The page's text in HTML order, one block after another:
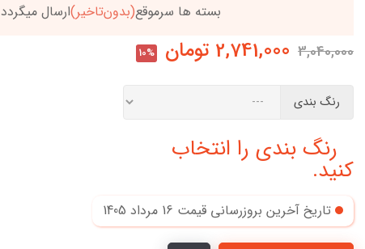
بسته ها سرموقع(بدون‌تاخیر)ارسال میگردد
3,040,000
2,741,000 تومان 10%
رنگ بندی
رنگ بندی را انتخاب
کنید.
تاریخ آخرین بروزرسانی قیمت 16 مرداد 1405